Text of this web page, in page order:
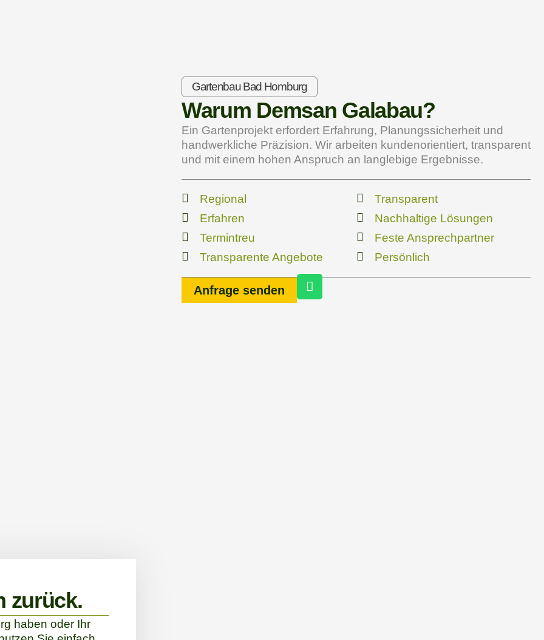
Gartenbau Bad Homburg
Warum Demsan Galabau?
Ein Gartenprojekt erfordert Erfahrung, Planungssicherheit und
handwerkliche Präzision. Wir arbeiten kundenorientiert, transparent
und mit einem hohen Anspruch an langlebige Ergebnisse.
Regional
Erfahren
Termintreu
Transparente Angebote
Transparent
Nachhaltige Lösungen
Feste Ansprechpartner
Persönlich
Anfrage senden
W
h
zurück.
haben oder Ihr